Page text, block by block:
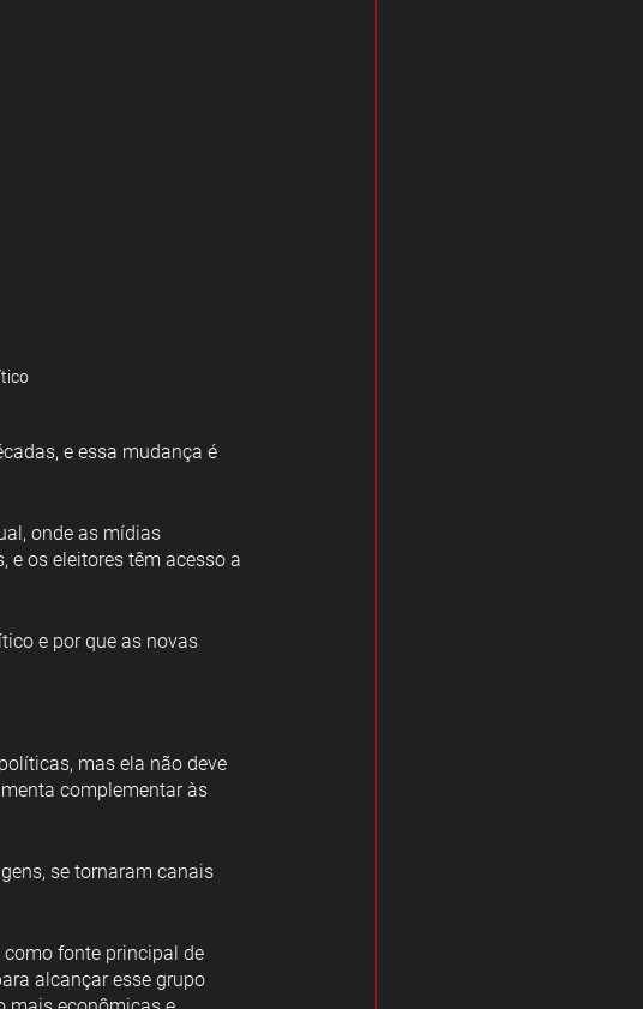
e essa mudança é
onde as mídias
os eleitores têm acesso a
e por que as novas
mas ela não deve
complementar às
se tornaram canais
como fonte principal de
alcançar esse grupo